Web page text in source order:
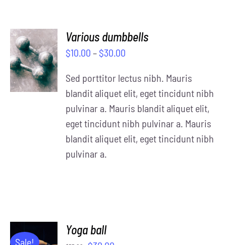
SELECT
OPTIONS
/
DETAILS
Various dumbbells
$10.00 – $30.00
Sed porttitor lectus nibh. Mauris
blandit aliquet elit, eget tincidunt nibh
pulvinar a. Mauris blandit aliquet elit,
eget tincidunt nibh pulvinar a. Mauris
blandit aliquet elit, eget tincidunt nibh
pulvinar a.
Sale!
ADD TO
Yoga ball